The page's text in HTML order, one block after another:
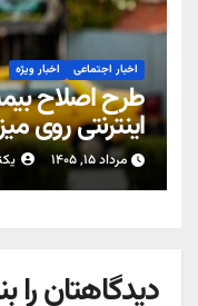
اخبار اجتماعی اخبار ویژه
طرح اصلاح
اینترنتی روی
مرداد ۱۵, ۱۴۰۵
دیدگاهتان را